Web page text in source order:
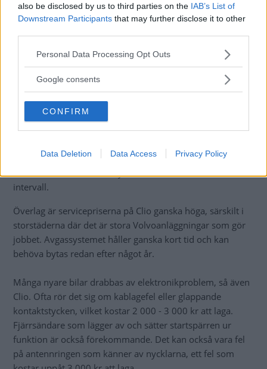
also be disclosed by us to third parties on the IAB’s List of
Downstream Participants that may further disclose it to other
Please note that this website/app uses one or more Google
not limited to your visit or usage behaviour. You may click to
use your data for below specified purposes in below Google
consent section.
Personal Data Processing Opt Outs
Google consents
CONFIRM
Data Deletion Data Access Privacy Policy
Trasiga topplocksackningar har också förekommit. Felet
upptäcks genom oljeläckage främst vid grenröret och kan
kosta uppåt 10 000 kr att laga. Läckande
ventilkåpspackning är billigare, kostar knappt en
tusenlapp.
Kamremshaverier är inte vanliga, men kolla ändå när
om remmen kuggar över. Tänk på att remmen slits både
av miltal och år och bör bytas efter rekommenderat
intervall.
Överlag är servicepriserna på Clio ganska höga, särskilt i
storstäderna där det är stora Volvoanläggningar som gör
jobbet. Avgassystemet håller ganska kort tid och kan
behöva bytas redan efter något år.
Många nyare bilar drabbas av elektronikproblem, så även
Clio. Ofta rör det sig om kablagefel eller glappande
kontaktstycken, vilket kostar 2 000 - 3 000 kr att laga.
Fjärrsändare som lägger av och sätter startspärren ur
funktion är också förekommande. Det kan också vara fel
på antennringen som känner av nycklarna, ett fel som